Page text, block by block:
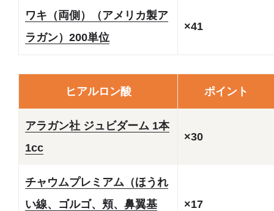
ワキ（両側）（アメリカ製ア
ラガン）200単位
×41
ヒアルロン酸 ポイント
アラガン社 ジュビダーム 1本
1cc
×30
チャウムプレミアム（ほうれ
い線、ゴルゴ、頬、鼻翼基
×17